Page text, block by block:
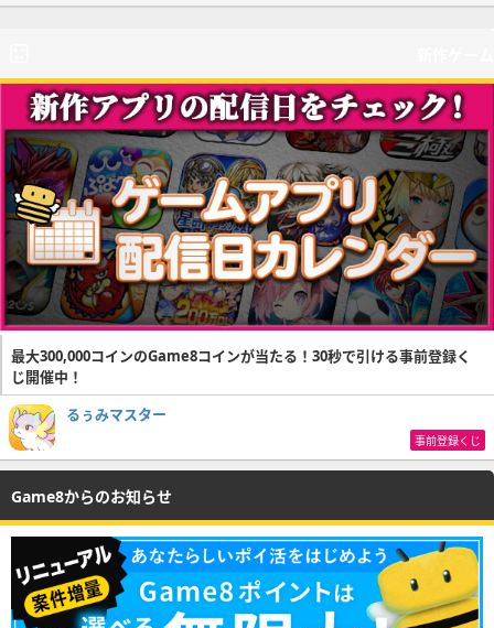
最大300,000コインのGame8コインが当たる！30秒で引ける事前登録く
じ開催中！
るぅみマスター
事前登録くじ
Game8からのお知らせ